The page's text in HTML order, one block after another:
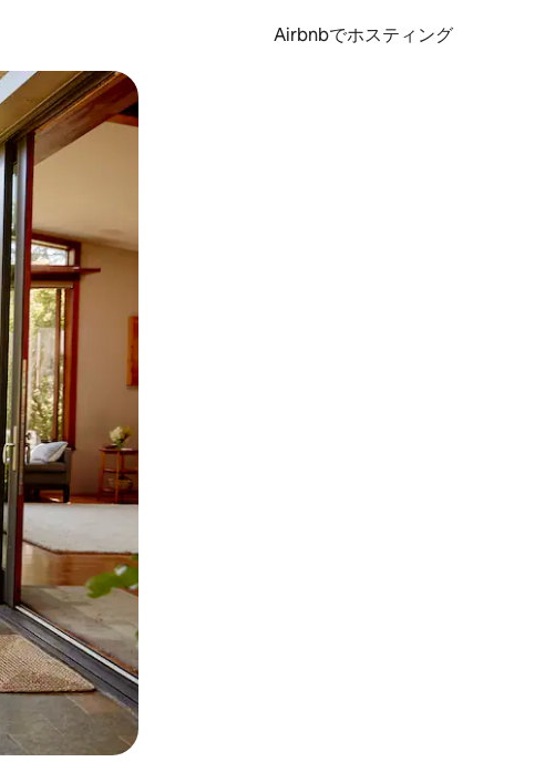
Airbnbでホスティング
ることができます。